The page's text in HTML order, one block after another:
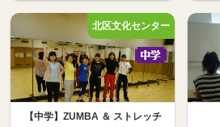
【中学】ZUMBA ＆ ストレッチ